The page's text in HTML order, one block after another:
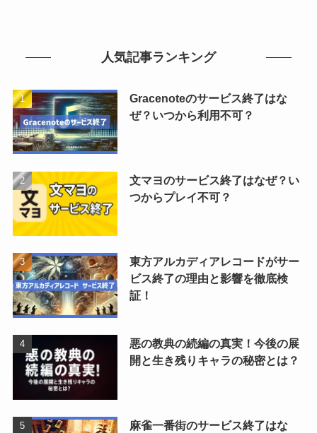
人気記事ランキング
Gracenoteのサービス終了はな
ぜ？いつから利用不可？
文マヨのサービス終了はなぜ？い
つからプレイ不可？
東方アルカディアレコードがサー
ビス終了の理由と影響を徹底検
証！
悪の教典の続編の真実！今後の展
開と生き残りキャラの秘密とは？
麻雀一番街のサービス終了はな